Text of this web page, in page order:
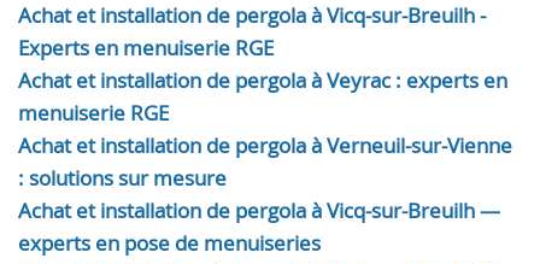
Achat et installation de pergola à Vicq-sur-Breuilh -
Experts en menuiserie RGE
Achat et installation de pergola à Veyrac : experts en
menuiserie RGE
Achat et installation de pergola à Verneuil-sur-Vienne
: solutions sur mesure
Achat et installation de pergola à Vicq-sur-Breuilh —
experts en pose de menuiseries